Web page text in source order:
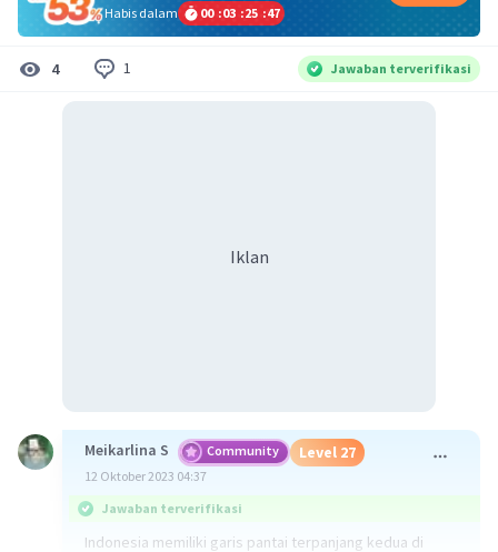
Habis dalam
00 :03 :25 :46
4 1 Jawaban terverifikasi
Iklan
Meikarlina S Community Level 27
12 Oktober 2023 04:37
Jawaban terverifikasi
Indonesia memiliki garis pantai terpanjang kedua di